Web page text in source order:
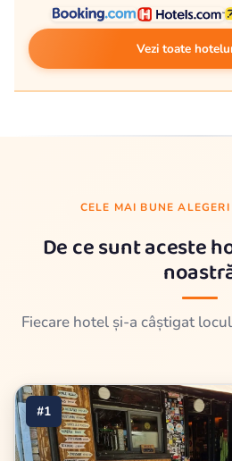
Vezi toate
CELE MAI BUNE
De ce sunt aceste
Fiecare hotel și-a câștigat
#1